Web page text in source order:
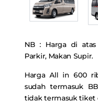
NB : Harga di
Parkir, Makan Supir.
Harga All in 600
sudah termasuk
tidak termasuk tiket